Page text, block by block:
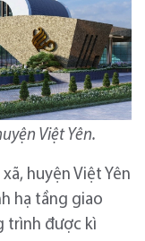
Việt Yên.
huyện Việt Yên
hạ tầng giao
trình được kì